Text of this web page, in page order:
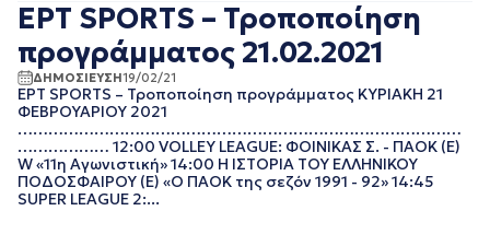
ΜΑΡΤΙΟΣ 2018
ΦΕΒΡΟΥΑΡΙΟΣ 2018
ΙΑΝΟΥΑΡΙΟΣ 2018
ΔΕΚΕΜΒΡΙΟΣ 2017
ΝΟΕΜΒΡΙΟΣ 2017
ΣΕΠΤΕΜΒΡΙΟΣ 2017
ΑΥΓΟΥΣΤΟΣ 2017
ΕΡΤ SPORTS – Τροποποίηση
προγράμματος 21.02.2021
ΔΗΜΟΣΙΕΥΣΗ19/02/21
ΕΡΤ SPORTS – Τροποποίηση προγράμματος ΚΥΡΙΑΚΗ 21
ΦΕΒΡΟΥΑΡΙΟΥ 2021
……………………………………………………………………………
……………… 12:00 VOLLEY LEAGUE: ΦΟΙΝΙΚΑΣ Σ. - ΠΑΟΚ (Ε)
W «11η Αγωνιστική» 14:00 Η ΙΣΤΟΡΙΑ ΤΟΥ ΕΛΛΗΝΙΚΟΥ
ΠΟΔΟΣΦΑΙΡΟΥ (Ε) «Ο ΠΑΟΚ της σεζόν 1991 - 92» 14:45
SUPER LEAGUE 2:...